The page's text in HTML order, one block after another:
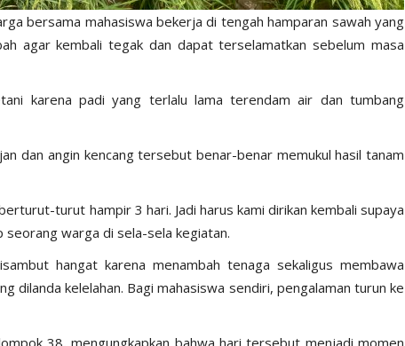
bersama mahasiswa bekerja di tengah hamparan sawah yang
agar kembali tegak dan dapat terselamatkan sebelum masa
karena padi yang terlalu lama terendam air dan tumbang
dan angin kencang tersebut benar-benar memukul hasil tanam
turut hampir 3 hari. Jadi harus kami dirikan kembali supaya
seorang warga di sela-sela kegiatan.
hangat karena menambah tenaga sekaligus membawa
dilanda kelelahan. Bagi mahasiswa sendiri, pengalaman turun ke
38, mengungkapkan bahwa hari tersebut menjadi momen